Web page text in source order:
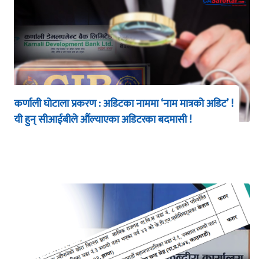
कर्णाली घोटाला प्रकरण : अडिटका नाममा ‘नाम मात्रको अडिट’ !
यी हुन् सीआईबीले औंल्याएका अडिटरका बदमासी !